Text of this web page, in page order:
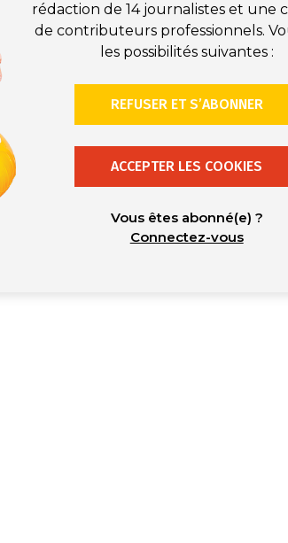
rédaction de 14 journalistes et une
de contributeurs professionnels.
les possibilités suivantes :
REFUSER ET S’ABONNER
ACCEPTER LES COOKIES
Vous êtes abonné(e) ?
Connectez-vous